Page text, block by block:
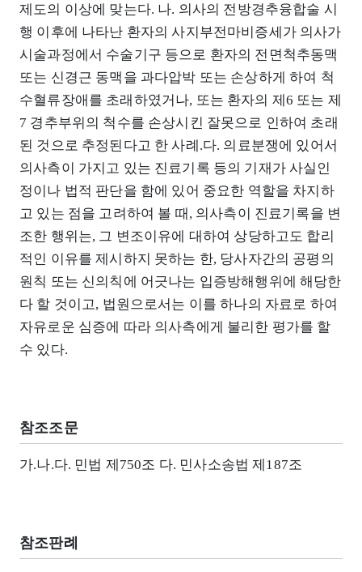
제도의 이상에 맞는다. 나. 의사의 전방경추융합술 시
행 이후에 나타난 환자의 사지부전마비증세가 의사가
시술과정에서 수술기구 등으로 환자의 전면척추동맥
또는 신경근 동맥을 과다압박 또는 손상하게 하여 척
수혈류장애를 초래하였거나, 또는 환자의 제6 또는 제
7 경추부위의 척수를 손상시킨 잘못으로 인하여 초래
된 것으로 추정된다고 한 사례.다. 의료분쟁에 있어서
의사측이 가지고 있는 진료기록 등의 기재가 사실인
정이나 법적 판단을 함에 있어 중요한 역할을 차지하
고 있는 점을 고려하여 볼 때, 의사측이 진료기록을 변
조한 행위는, 그 변조이유에 대하여 상당하고도 합리
적인 이유를 제시하지 못하는 한, 당사자간의 공평의
원칙 또는 신의칙에 어긋나는 입증방해행위에 해당한
다 할 것이고, 법원으로서는 이를 하나의 자료로 하여
자유로운 심증에 따라 의사측에게 불리한 평가를 할
수 있다.
참조조문
가.나.다. 민법 제750조 다. 민사소송법 제187조
참조판례